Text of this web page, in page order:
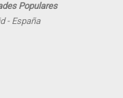
Populares
- España